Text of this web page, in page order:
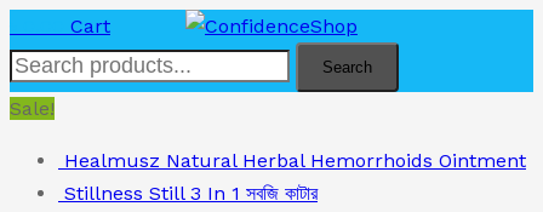
Cart
Search
Sale!
Healmusz Natural Herbal Hemorrhoids Ointment
Stillness Still 3 In 1 সবজি কাটার